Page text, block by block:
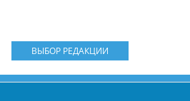
ВЫБОР РЕДАКЦИИ